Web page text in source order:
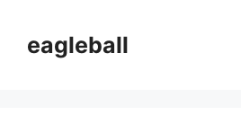
eagleball